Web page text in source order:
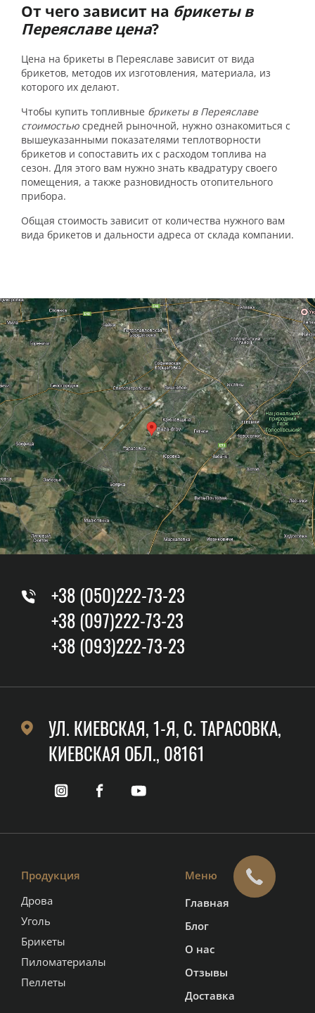
От чего зависит на брикеты в
Переяславе цена?
Цена на брикеты в Переяславе зависит от вида
брикетов, методов их изготовления, материала, из
которого их делают.
Чтобы купить топливные брикеты в Переяславе
стоимостью средней рыночной, нужно ознакомиться с
вышеуказанными показателями теплотворности
брикетов и сопоставить их с расходом топлива на
сезон. Для этого вам нужно знать квадратуру своего
помещения, а также разновидность отопительного
прибора.
Общая стоимость зависит от количества нужного вам
вида брикетов и дальности адреса от склада компании.
+38 (050)222-73-23
+38 (097)222-73-23
+38 (093)222-73-23
УЛ. КИЕВСКАЯ, 1-Я, C. ТАРАСОВКА,
КИЕВСКАЯ ОБЛ., 08161
Продукция
Дрова
Уголь
Брикеты
Пиломатериалы
Пеллеты
Меню
Главная
Блог
О нас
Отзывы
Доставка